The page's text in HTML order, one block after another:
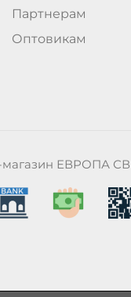
Партнерам
Оптовикам
магазин ЕВРОПА